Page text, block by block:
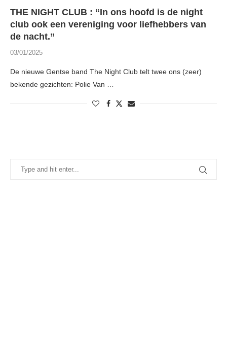
THE NIGHT CLUB : “In ons hoofd is de night
club ook een vereniging voor liefhebbers van
de nacht.”
03/01/2025
De nieuwe Gentse band The Night Club telt twee ons (zeer)
bekende gezichten: Polie Van …